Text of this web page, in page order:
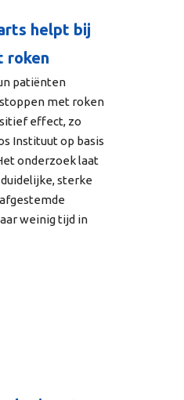
helpt bij
roken
patiënten
met roken
effect, zo
Instituut op basis
onderzoek laat
sterke
weinig tijd in